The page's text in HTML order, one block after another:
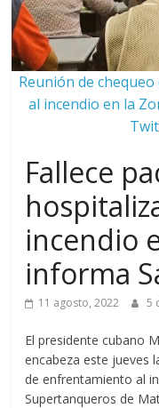
Reunión de
al incendio en la
Fallece
incendio
informa
11 agosto, 2022 5
El presidente cubano
encabeza este jueves
de enfrentamiento al
Supertanqueros de